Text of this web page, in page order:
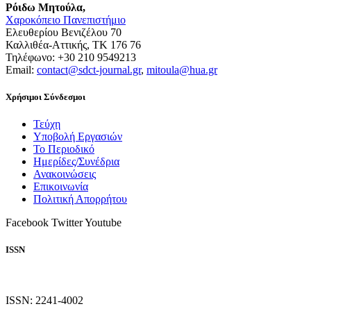
Ρόιδω Μητούλα,
Χαροκόπειο Πανεπιστήμιο
Ελευθερίου Βενιζέλου 70
Καλλιθέα-Αττικής, ΤΚ 176 76
Τηλέφωνο: +30 210 9549213
Email: contact@sdct-journal.gr, mitoula@hua.gr
Χρήσιμοι Σύνδεσμοι
Τεύχη
Υποβολή Εργασιών
Το Περιοδικό
Ημερίδες/Συνέδρια
Ανακοινώσεις
Επικοινωνία
Πολιτική Απορρήτου
Facebook TwitterYoutube
ISSN
ISSN: 2241-4002